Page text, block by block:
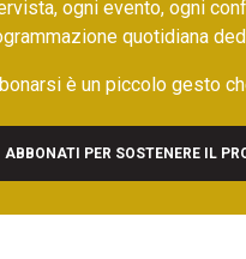
ogni evento, ogni
quotidiana
è un piccolo gesto
ABBONATI PER SOSTENERE IL